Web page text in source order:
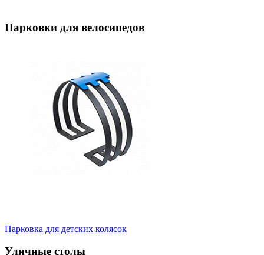
Парковки для велосипедов
Парковка для детских колясок
Уличные столы